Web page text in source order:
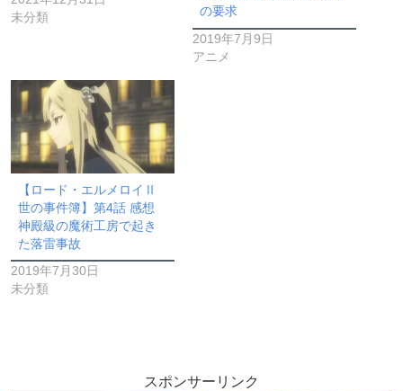
未分類
の要求
2019年7月9日
アニメ
【ロード・エルメロイⅡ
世の事件簿】第4話 感想
神殿級の魔術工房で起き
た落雷事故
2019年7月30日
未分類
スポンサーリンク